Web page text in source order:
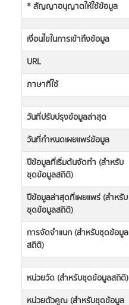
* สัญญาอนุญาตให้ใช้ข้อมูล
เงื่อนไขในการเข้าถึงข้อมูล
URL
ภาษาที่ใช้
วันที่ปรับปรุงข้อมูลล่าสุด
วันที่กำหนดเผยแพร่ข้อมูล
ปีข้อมูลที่เริ่มต้นจัดทำ (สำหรับ
ชุดข้อมูลสถิติ)
ปีข้อมูลล่าสุดที่เผยแพร่ (สำหรับ
ชุดข้อมูลสถิติ)
การจัดจำแนก (สำหรับชุดข้อมูล
สถิติ)
หน่วยวัด (สำหรับชุดข้อมูลสถิติ)
หน่วยตัวคูณ (สำหรับชุดข้อมูล